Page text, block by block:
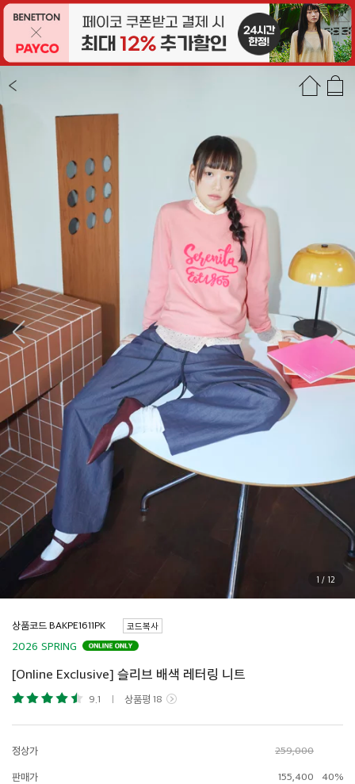
상품정보 상품평(18) 추천상품
1 / 12
상품코드 코드복사
2026 SPRING
[Online Exclusive] 슬리브 배색 레터링 니트
9.1 상품평 18
정상가 259,000
판매가 155,400 40%